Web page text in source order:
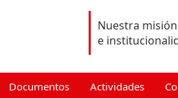
Nuestra
e
Documentos Actividades